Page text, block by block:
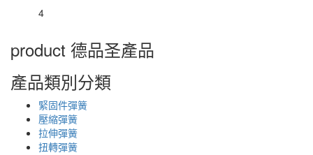
4
product 德品圣產品
產品類別分類
緊固件彈簧
壓縮彈簧
拉伸彈簧
扭轉彈簧